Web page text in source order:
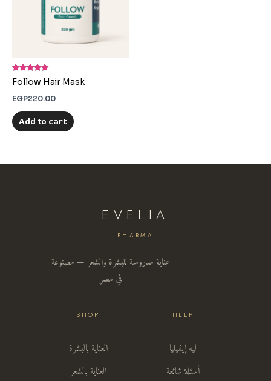
Rated
4.90
Follow Hair Mask
EGP220.00
Add to cart
EVELIA
PHARMA
عناية مدروسة للبشرة والشعر — مصنوعة
في مصر
SHOP
العناية بالبشرة
العناية بالشعر
HELP
ليه إيفيليا
أسئلة شائعة